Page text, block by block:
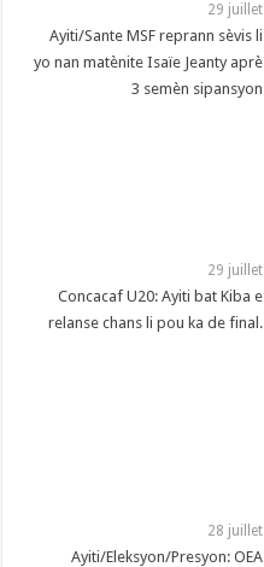
29 juillet
Ayiti/Sante MSF reprann sèvis li
yo nan matènite Isaïe Jeanty aprè
3 semèn sipansyon
29 juillet
Concacaf U20: Ayiti bat Kiba e
relanse chans li pou ka de final.
28 juillet
Ayiti/Eleksyon/Presyon: OEA